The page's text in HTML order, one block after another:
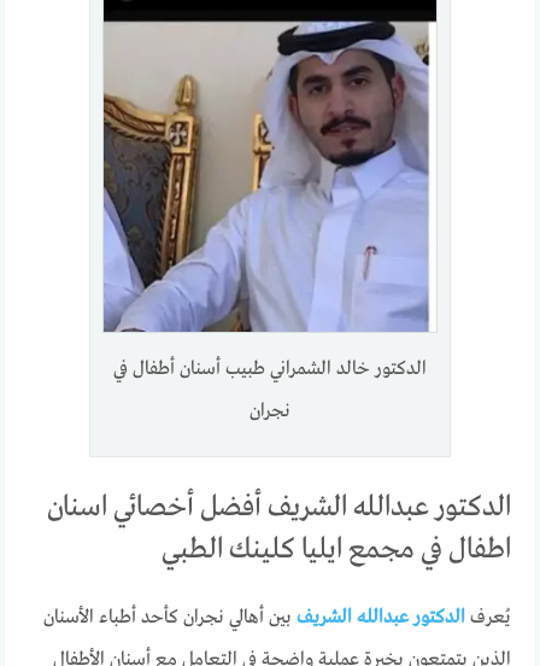
الدكتور خالد الشمراني طبيب أسنان أطفال في
نجران
الدكتور عبدالله الشريف أفضل أخصائي اسنان
اطفال في مجمع ايليا كلينك الطبي
يُعرفالدكتور عبدالله الشريف بين أهالي نجران كأحد أطباء الأسنان
الذين يتمتعون بخبرة عملية واضحة في التعامل مع أسنان الأطفال